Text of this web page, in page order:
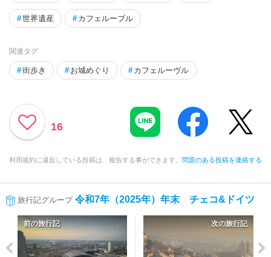
#世界遺産 # カフェルーブル
関連タグ
#街歩き # お城めぐり # カフェルーヴル
16
利用規約に違反している投稿は、報告する事ができます。 問題のある投稿を連絡する
旅行記グループ 令和7年（2025年）年末 チェコ&ドイツ
前の旅行記 次の旅行記